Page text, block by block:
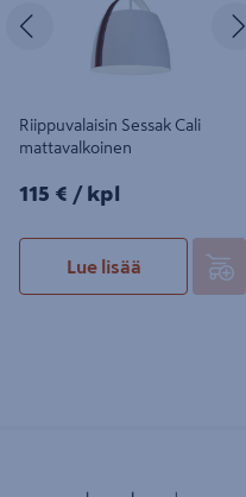
Edellinen
Riippuvalaisin Sessak Cali
mattavalkoinen
115€/kpl
115 € / kpl
Lue lisää